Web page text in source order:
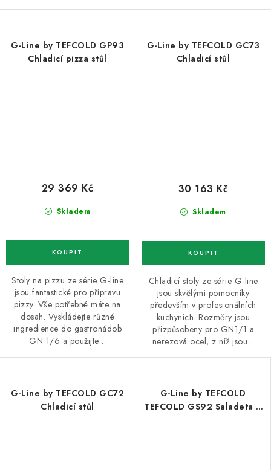
G-Line by TEFCOLD GP93
Chladicí pizza stůl
Skladem
29 369 Kč
Stoly na pizzu ze série G-line
jsou fantastické pro přípravu
pizzy. Vše potřebné máte na
dosah. Vyskládejte různé
ingredience do gastronádob
GN 1/6 a použijte…
G-Line by TEFCOLD GC73
Chladicí stůl
Skladem
30 163 Kč
Chladicí stoly ze série G-line
jsou skvělými pomocníky
především v profesionálních
kuchyních. Rozměry jsou
přizpůsobeny pro GN1/1 a
nerezová ocel, z níž jsou…
G-Line by TEFCOLD GC72
Chladicí stůl
G-Line by TEFCOLD
TEFCOLD GS92 Saladeta 2